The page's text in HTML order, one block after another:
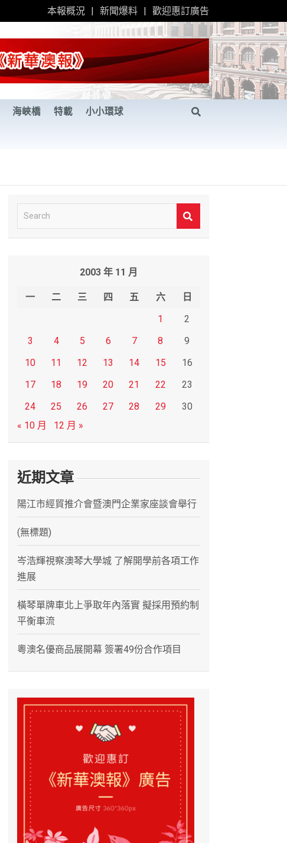
本報概況 新聞爆料 歡迎惠訂廣告
海峽橋 特載 小小環球
e
2003 年 11 月
一 二 三 四 五 六
日
1
2
3
4 5 6 7 8
9
10
11 12 13 14 15
16
17
18 19 20 21 22
23
24
25 26 27 28 29
30
« 10 月
12 月 »
近期文章
陽江市經貿推介會暨澳門企業家座談會舉行
(無標題)
岑浩輝視察澳琴大學城 了解開學前各項工作
進展
橫琴單牌車北上爭取年內落實 擬採用預約制
平衡車流
粵澳名優商品展開幕 簽署49份合作項目